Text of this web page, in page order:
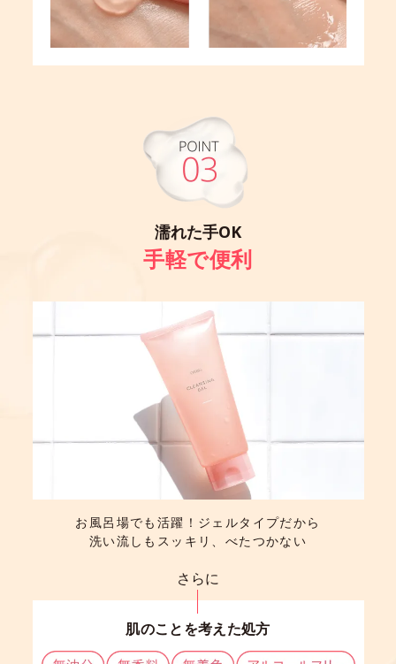
濡れた手OK
手軽で便利
お風呂場でも活躍！ジェルタイプだから
洗い流しもスッキリ、べたつかない
さらに
肌のことを考えた処方